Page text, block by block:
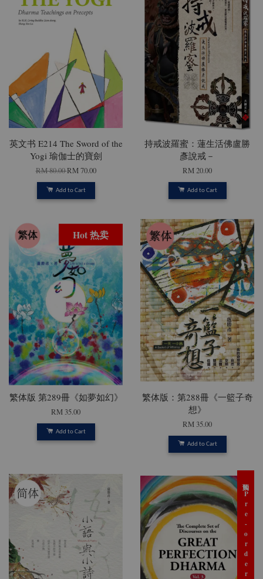
英文书 E214 The Sword of the
Yogi 瑜伽士的寶劍
RM 80.00RM 70.00
Add to Cart
持戒波羅蜜：蓮生活佛盧勝
彥說戒－
RM 20.00
Add to Cart
Hot 热卖
繁体版 第289冊《如夢如幻》
RM 35.00
Add to Cart
繁体版：第288冊《一籃子奇
想》
RM 35.00
Add to Cart
预购 Pre-order